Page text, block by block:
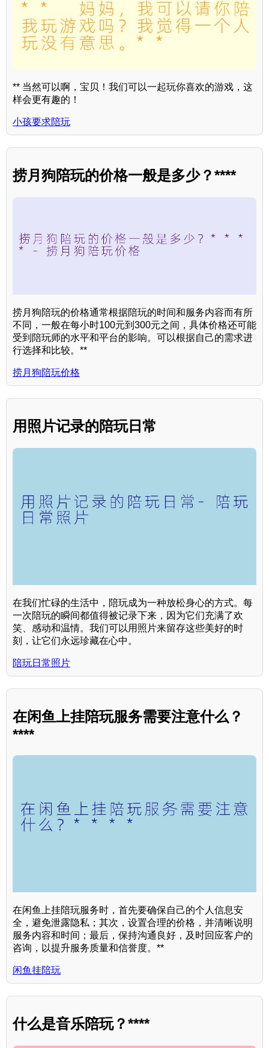
** 当然可以啊，宝贝！我们可以一起玩你喜欢的游戏，这
样会更有趣的！
小孩要求陪玩
捞月狗陪玩的价格一般是多少？****
捞月狗陪玩的价格通常根据陪玩的时间和服务内容而有所
不同，一般在每小时100元到300元之间，具体价格还可能
受到陪玩师的水平和平台的影响。可以根据自己的需求进
行选择和比较。**
捞月狗陪玩价格
用照片记录的陪玩日常
在我们忙碌的生活中，陪玩成为一种放松身心的方式。每
一次陪玩的瞬间都值得被记录下来，因为它们充满了欢
笑、感动和温情。我们可以用照片来留存这些美好的时
刻，让它们永远珍藏在心中。
陪玩日常照片
在闲鱼上挂陪玩服务需要注意什么？
****
在闲鱼上挂陪玩服务时，首先要确保自己的个人信息安
全，避免泄露隐私；其次，设置合理的价格，并清晰说明
服务内容和时间；最后，保持沟通良好，及时回应客户的
咨询，以提升服务质量和信誉度。**
闲鱼挂陪玩
什么是音乐陪玩？****